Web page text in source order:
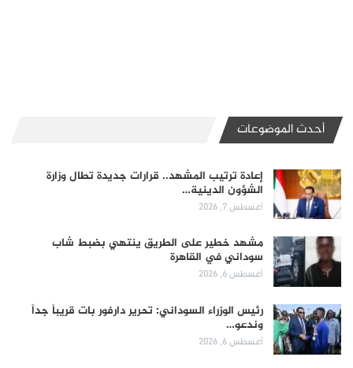
أحدث الموضوعات
إعادة ترتيب المشهد.. قرارات جديدة تطال وزارة
الشؤون الدينية…
أغسطس 7, 2026
مشهد خطير على الطريق ينتهي بضبط شاب
سوداني في القاهرة
أغسطس 6, 2026
رئيس الوزراء السوداني: تحرير دارفور بات قريباً جداً
وندعو…
أغسطس 6, 2026